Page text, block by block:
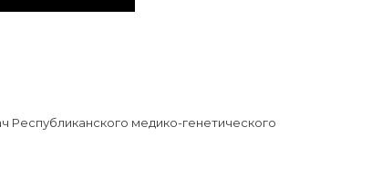
Республиканского медико-генетического